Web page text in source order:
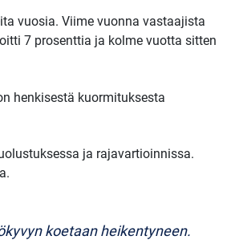
vuosia. Viime vuonna vastaajista
7 prosenttia ja kolme vuotta sitten
henkisestä kuormituksesta
ja rajavartioinnissa.
koetaan heikentyneen.